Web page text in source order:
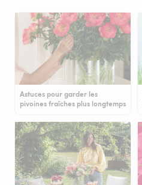
Astuces pour garder les
pivoines fraîches plus longtemps